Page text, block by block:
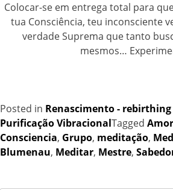
Colocar-se em entrega total para
tua Consciência, teu inconsciente
verdade Suprema que tanto
mesmos…
Posted in Renascimento -
Purificação VibracionalTagged Amor
Consciencia, Grupo, meditação,
Blumenau, Meditar, Mestre,